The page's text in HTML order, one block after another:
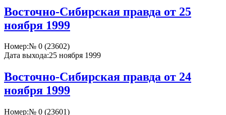
Восточно-Сибирская правда от 25
ноября 1999
Номер:№ 0 (23602)
Дата выхода:25 ноября 1999
Восточно-Сибирская правда от 24
ноября 1999
Номер:№ 0 (23601)